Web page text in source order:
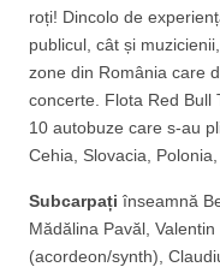
roți! Dincolo de
publicul, cât și
zone din România care
concerte. Flota Red Bull
10 autobuze care s-au
Cehia, Slovacia, Polonia,
Subcarpați înseamnă
Mădălina Pavăl,
(acordeon/synth),